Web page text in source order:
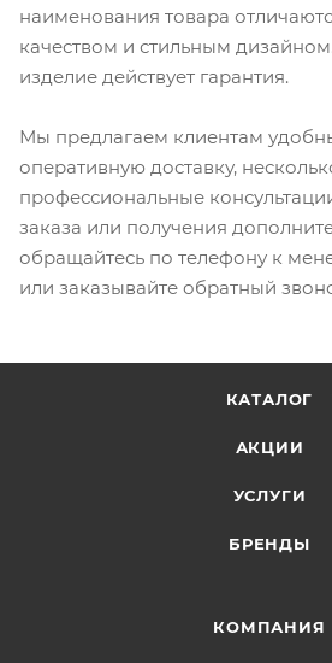
наименования товара
качеством и стильным
изделие действует гарантия.
Мы предлагаем клиентам
оперативную доставку,
профессиональные
заказа или получения
обращайтесь по телефону к
или заказывайте обратный
КАТАЛОГ
АКЦИИ
УСЛУГИ
БРЕНДЫ
КОМПАНИЯ